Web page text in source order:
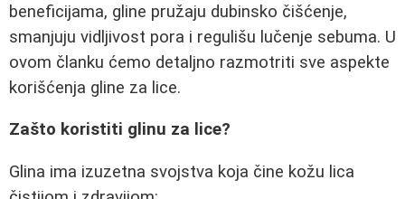
beneficijama, gline pružaju dubinsko čišćenje,
smanjuju vidljivost pora i regulišu lučenje sebuma. U
ovom članku ćemo detaljno razmotriti sve aspekte
korišćenja gline za lice.
Zašto koristiti glinu za lice?
Glina ima izuzetna svojstva koja čine kožu lica